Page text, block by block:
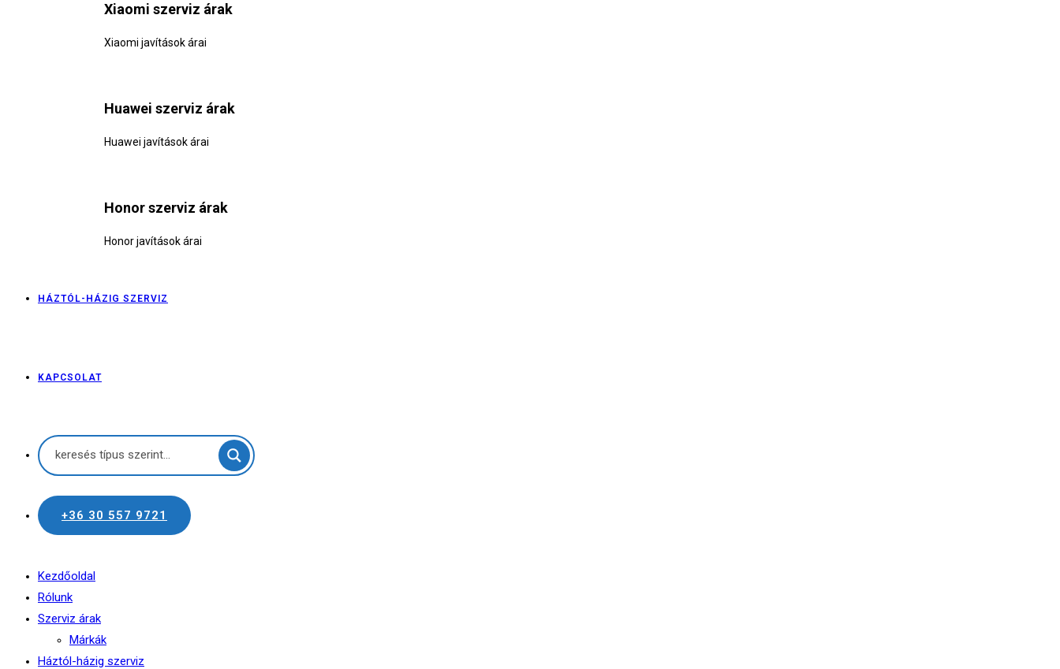
Xiaomi szerviz árak
Xiaomi javítások árai
Huawei szerviz árak
Huawei javítások árai
Honor szerviz árak
Honor javítások árai
HÁZTÓL-HÁZIG SZERVIZ
KAPCSOLAT
+36 30 557 9721
Kezdőoldal
Rólunk
Szerviz árak
Márkák
Háztól-házig szerviz